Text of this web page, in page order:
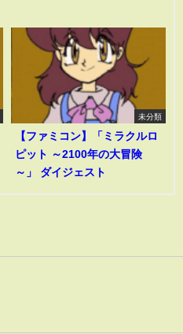
未分類
【ファミコン】「ミラクルロ
ピット ～2100年の大冒険
～」 ダイジェスト